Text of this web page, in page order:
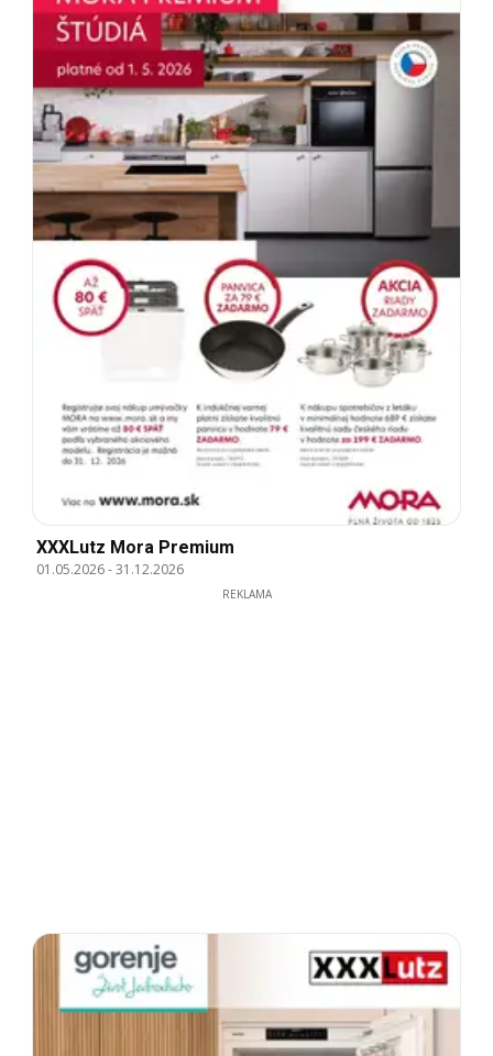
XXXLutz Mora Premium
01.05.2026-31.12.2026
REKLAMA